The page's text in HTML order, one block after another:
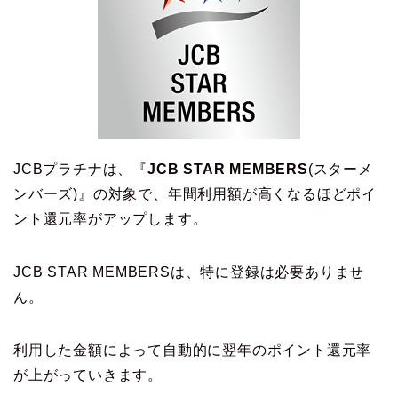
JCBプラチナは、『JCB STAR MEMBERS(スターメ
ンバーズ)』の対象で、年間利用額が高くなるほどポイ
ント還元率がアップします。
JCB STAR MEMBERSは、特に登録は必要ありませ
ん。
利用した金額によって自動的に翌年のポイント還元率
が上がっていきます。